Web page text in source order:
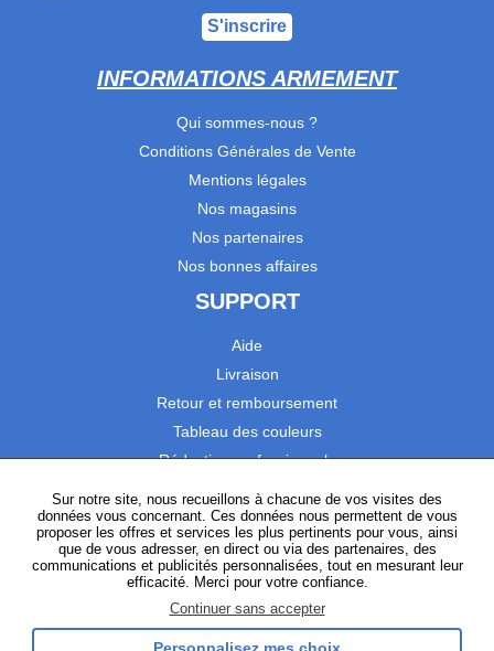
S'inscrire
INFORMATIONS ARMEMENT
Qui sommes-nous ?
Conditions Générales de Vente
Mentions légales
Nos magasins
Nos partenaires
Nos bonnes affaires
SUPPORT
Aide
Livraison
Retour et remboursement
Tableau des couleurs
Réduction professionnels
Satisfaction Clients
SUIVEZ-NOUS
Sur notre site, nous recueillons à chacune de vos visites des
données vous concernant. Ces données nous permettent de vous
proposer les offres et services les plus pertinents pour vous, ainsi
que de vous adresser, en direct ou via des partenaires, des
communications et publicités personnalisées, tout en mesurant leur
efficacité. Merci pour votre confiance.
Continuer sans accepter